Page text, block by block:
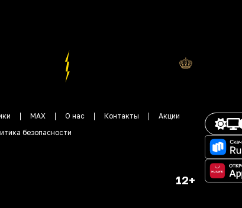
MAX О нас Контакты
Акции
безопасности
12+